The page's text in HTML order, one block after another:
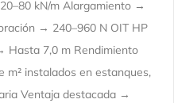
kN/m Alargamiento →
→ 240–960 N OIT HP
Hasta 7,0 m Rendimiento
instalados en estanques,
Ventaja destacada →